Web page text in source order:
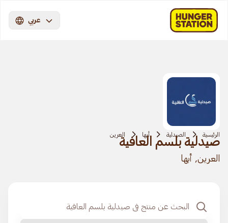
عربي
الرئيسية الصيدلية أبها العرين
صيدلية بلسم العافية
العرين, أبها